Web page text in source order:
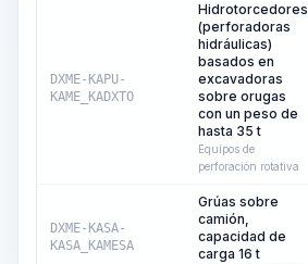
DXME-KAPU-
KAME_KADXTO
Hidrotorcedores
(perforadoras
hidráulicas)
basados en
excavadoras
sobre orugas
con un peso de
hasta 35 t
Equipos de
perforación rotativa
DXME-KASA-
KASA_KAMESA
Grúas sobre
camión,
capacidad de
carga 16 t